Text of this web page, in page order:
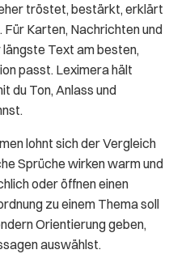
tröstet, bestärkt, erklärt
Für Karten, Nachrichten und
Text am besten,
passt. Leximera hält
du Ton, Anlass und
lohnt sich der Vergleich
Sprüche wirken warm und
oder öffnen einen
zu einem Thema soll
Orientierung geben,
auswählst.